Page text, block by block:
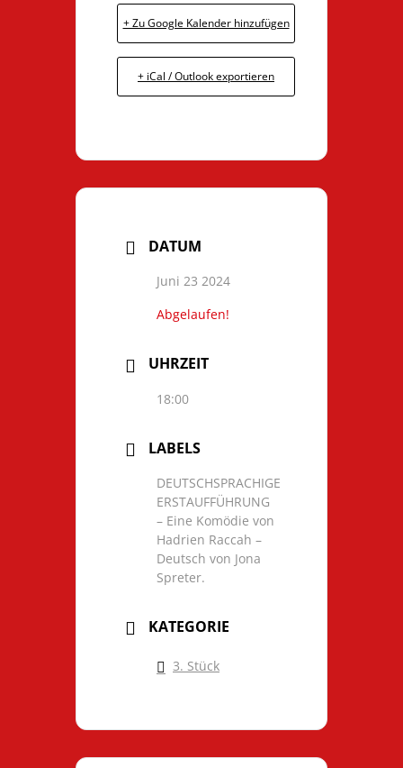
+ Zu Google Kalender hinzufügen
+ iCal / Outlook exportieren
DATUM
Juni 23 2024
Abgelaufen!
UHRZEIT
18:00
LABELS
DEUTSCHSPRACHIGE
ERSTAUFFÜHRUNG
– Eine Komödie von
Hadrien Raccah –
Deutsch von Jona
Spreter.
KATEGORIE
3. Stück